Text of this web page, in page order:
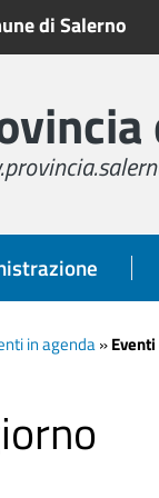
di Salerno
in agenda»